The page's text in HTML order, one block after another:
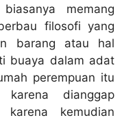
memang
filosofi yang
barang atau hal
buaya dalam adat
perempuan itu
dianggap
kemudian